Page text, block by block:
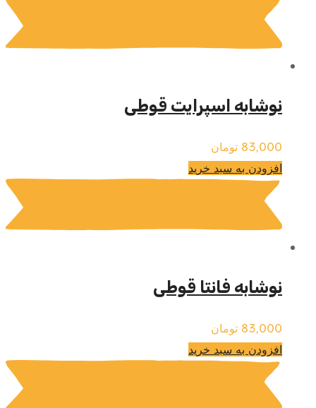
نوشابه اسپرایت قوطی
83,000 تومان
افزودن به سبد خرید
نوشابه فانتا قوطی
83,000 تومان
افزودن به سبد خرید